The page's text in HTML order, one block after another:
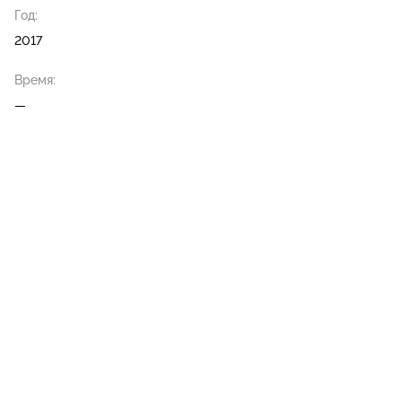
Год:
2017
Время:
—